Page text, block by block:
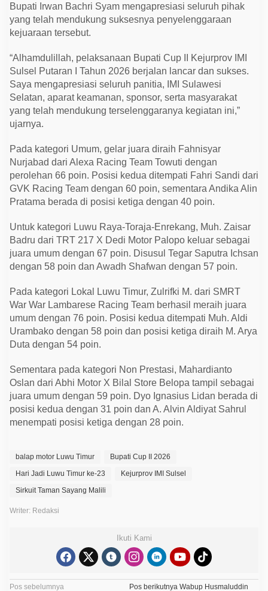
Bupati Irwan Bachri Syam mengapresiasi seluruh pihak
yang telah mendukung suksesnya penyelenggaraan
kejuaraan tersebut.
“Alhamdulillah, pelaksanaan Bupati Cup II Kejurprov IMI
Sulsel Putaran I Tahun 2026 berjalan lancar dan sukses.
Saya mengapresiasi seluruh panitia, IMI Sulawesi
Selatan, aparat keamanan, sponsor, serta masyarakat
yang telah mendukung terselenggaranya kegiatan ini,”
ujarnya.
Pada kategori Umum, gelar juara diraih Fahnisyar
Nurjabad dari Alexa Racing Team Towuti dengan
perolehan 66 poin. Posisi kedua ditempati Fahri Sandi dari
GVK Racing Team dengan 60 poin, sementara Andika Alin
Pratama berada di posisi ketiga dengan 40 poin.
Untuk kategori Luwu Raya-Toraja-Enrekang, Muh. Zaisar
Badru dari TRT 217 X Dedi Motor Palopo keluar sebagai
juara umum dengan 67 poin. Disusul Tegar Saputra Ichsan
dengan 58 poin dan Awadh Shafwan dengan 57 poin.
Pada kategori Lokal Luwu Timur, Zulrifki M. dari SMRT
War War Lambarese Racing Team berhasil meraih juara
umum dengan 76 poin. Posisi kedua ditempati Muh. Aldi
Urambako dengan 58 poin dan posisi ketiga diraih M. Arya
Duta dengan 54 poin.
Sementara pada kategori Non Prestasi, Mahardianto
Oslan dari Abhi Motor X Bilal Store Belopa tampil sebagai
juara umum dengan 59 poin. Dyo Ignasius Lidan berada di
posisi kedua dengan 31 poin dan A. Alvin Aldiyat Sahrul
menempati posisi ketiga dengan 28 poin.
balap motor Luwu Timur
Bupati Cup II 2026
Hari Jadi Luwu Timur ke-23
Kejurprov IMI Sulsel
Sirkuit Taman Sayang Malili
Writer: Redaksi
Ikuti Kami
Pos sebelumnya
Pos berikutnyaWabup Husmaluddin